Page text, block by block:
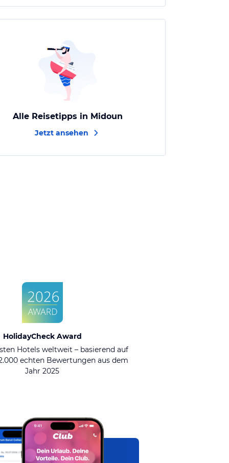
Alle Reisetipps in Midoun
Jetzt ansehen
HolidayCheck Award
Hotels weltweit – basierend auf
echten Bewertungen aus dem
Jahr 2025